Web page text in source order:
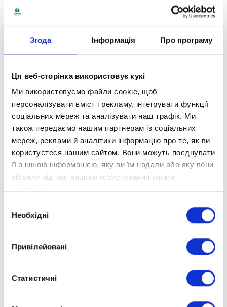
Згода Інформація Про програму
Ця веб-сторінка використовує кукі
Ми використовуємо файли cookie, щоб
персоналізувати вміст і рекламу, інтегрувати функції
соціальних мереж та аналізувати наш трафік. Ми
також передаємо нашим партнерам із соціальних
мереж, реклами й аналітики інформацію про те, як ви
користуєтеся нашим сайтом. Вони можуть поєднувати
її з іншою інформацією, яку ви їм надали або яку вони
зібрали під час вашого користування їхніми
згоди
Необхідні
Привілейовані
Статистичні
У партнерстві з американською компанією
OptimaEd наші учні зможуть здобути
незрівнянний досвід, який повністю змінить
наступному навчальному році віртуальні
екскурсії перетворять вашу кімнату на Місяць,
єгипетські піраміди або космічний корабель!
ВІДКРИЙТЕ НОВІ ГОРИЗОНТИ! Ми плануємо
ввести віртуальні лабораторії для уроків
фізики, хімії та біології, що зробить навчання
ще більш захопливим.
навчання.
до світу знань через віртуальну реальність!